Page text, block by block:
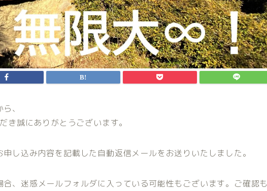
、
誠にありがとうございます。
し込み内容を記載した自動返信メールをお送りいたしました。
、迷惑メールフォルダに入っている可能性もございます。ご確認も